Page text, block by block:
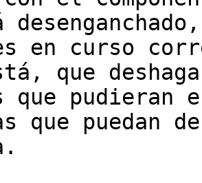
en curso
que
que
que